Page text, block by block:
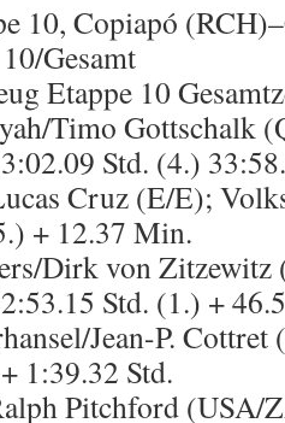
10, Copiapó
Gesamt
Etappe 10
Timo Gottschalk
Std. (4.)
Cruz (E/E);
+ 12.37 Min.
Dirk von Zitzewitz
Std. (1.) +
Jean-P.
1:39.32 Std.
Pitchford (USA/